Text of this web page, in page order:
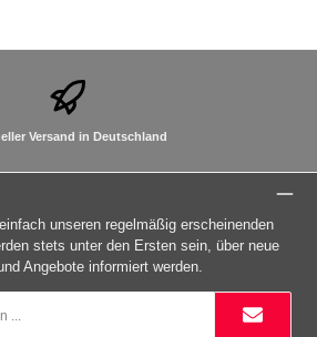
Versand in Deutschland
unseren regelmäßig erscheinenden
stets unter den Ersten sein, über neue
Angebote informiert werden.